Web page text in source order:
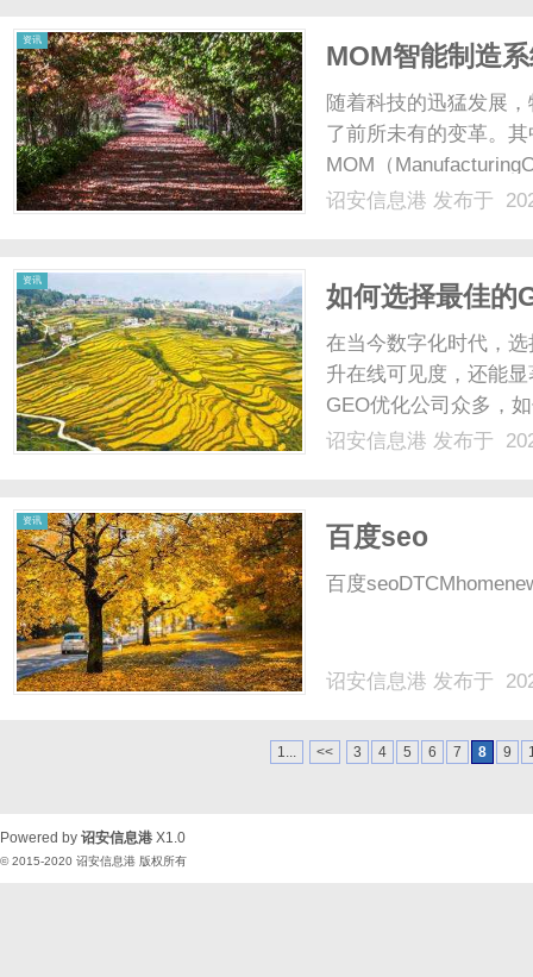
资讯
MOM智能制造
随着科技的迅猛发展
了前所未有的变革。其
MOM（
型的重要组成部分，
诏安信息港 发布于
资讯
如何选择最佳的
在当今数字化时代，
升在线可见度，还能
GEO优化公司众多，
选择GEO优化公司的
诏安信息港 发布于
资讯
百度seo
百度
诏安信息港 发布于
1... << 3 4 5 6 7 8 9
Powered by 诏安信息港 X1.0
© 2015-2020 诏安信息港 版权所有